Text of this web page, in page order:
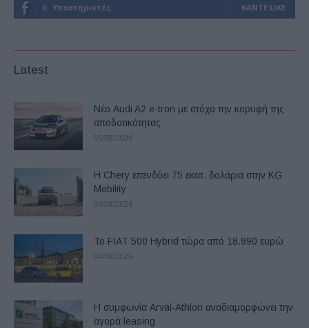
0 Υποστηρικτές ΚΆΝΤΕ LIKE
Latest
Νέο Audi A2 e-tron με στόχο την κορυφή της
αποδοτικότητας
05/08/2026
Η Chery επενδύει 75 εκατ. δολάρια στην KG
Mobility
04/08/2026
Το FIAT 500 Hybrid τώρα από 18.990 ευρώ
04/08/2026
Η συμφωνία Arval-Athlon αναδιαμορφώνει την
αγορά leasing